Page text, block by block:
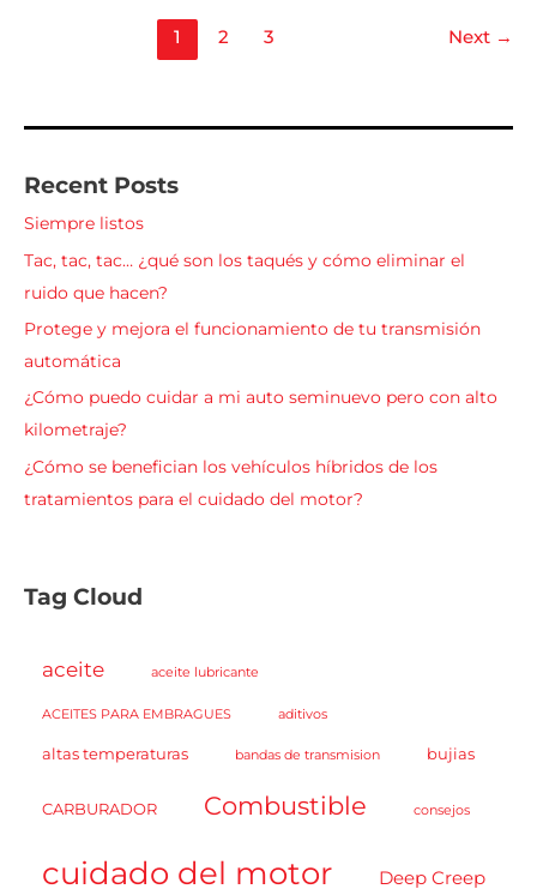
1 2 3 Next →
Recent Posts
Siempre listos
Tac, tac, tac… ¿qué son los taqués y cómo eliminar el
ruido que hacen?
Protege y mejora el funcionamiento de tu transmisión
automática
¿Cómo puedo cuidar a mi auto seminuevo pero con alto
kilometraje?
¿Cómo se benefician los vehículos híbridos de los
tratamientos para el cuidado del motor?
Tag Cloud
aceite aceite lubricante
ACEITES PARA EMBRAGUES aditivos
altas temperaturas bandas de transmision bujias
CARBURADOR Combustible consejos
cuidado del motor Deep Creep